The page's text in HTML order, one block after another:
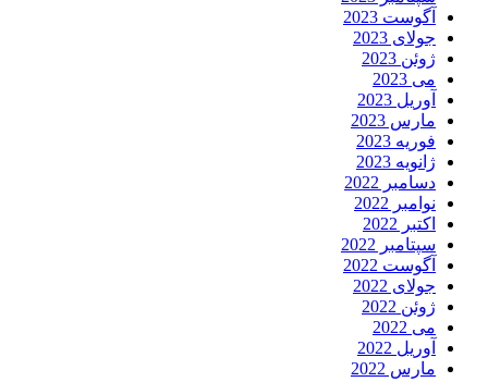
آگوست 2023
جولای 2023
ژوئن 2023
می 2023
آوریل 2023
مارس 2023
فوریه 2023
ژانویه 2023
دسامبر 2022
نوامبر 2022
اکتبر 2022
سپتامبر 2022
آگوست 2022
جولای 2022
ژوئن 2022
می 2022
آوریل 2022
مارس 2022